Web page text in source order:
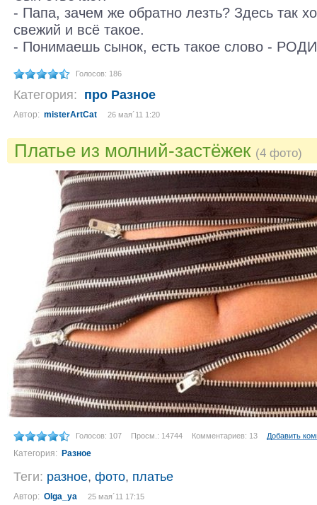
- Папа, зачем же обратно лезть? Здесь так
свежий и всё такое.
- Понимаешь сынок, есть такое слово -
Голосов: 186
Категория: про Разное
Автор: misterArtCat 26 мая´11 1:20
Платье из молний-застёжек (4 фото)
Голосов: 107 Просм.: 14744 Комментариев: 13 Добавить
Категория: Разное
Теги: разное, фото, платье
Автор: Olga_ya 25 мая´11 17:15